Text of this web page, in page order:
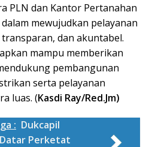
PLN dan Kantor Pertanahan
mewujudkan pelayanan
dan akuntabel.
mampu memberikan
pembangunan
serta pelayanan
luas. (Kasdi Ray/Red.Jm)
: Dukcapil
Perketat